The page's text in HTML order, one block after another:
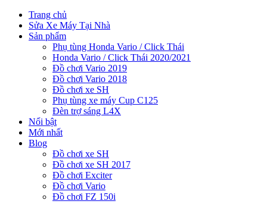
Trang chủ
Sửa Xe Máy Tại Nhà
Sản phẩm
Phụ tùng Honda Vario / Click Thái
Honda Vario / Click Thái 2020/2021
Đồ chơi Vario 2019
Đồ chơi Vario 2018
Đồ chơi xe SH
Phụ tùng xe máy Cup C125
Đèn trợ sáng L4X
Nổi bật
Mới nhất
Blog
Đồ chơi xe SH
Đồ chơi xe SH 2017
Đồ chơi Exciter
Đồ chơi Vario
Đồ chơi FZ 150i